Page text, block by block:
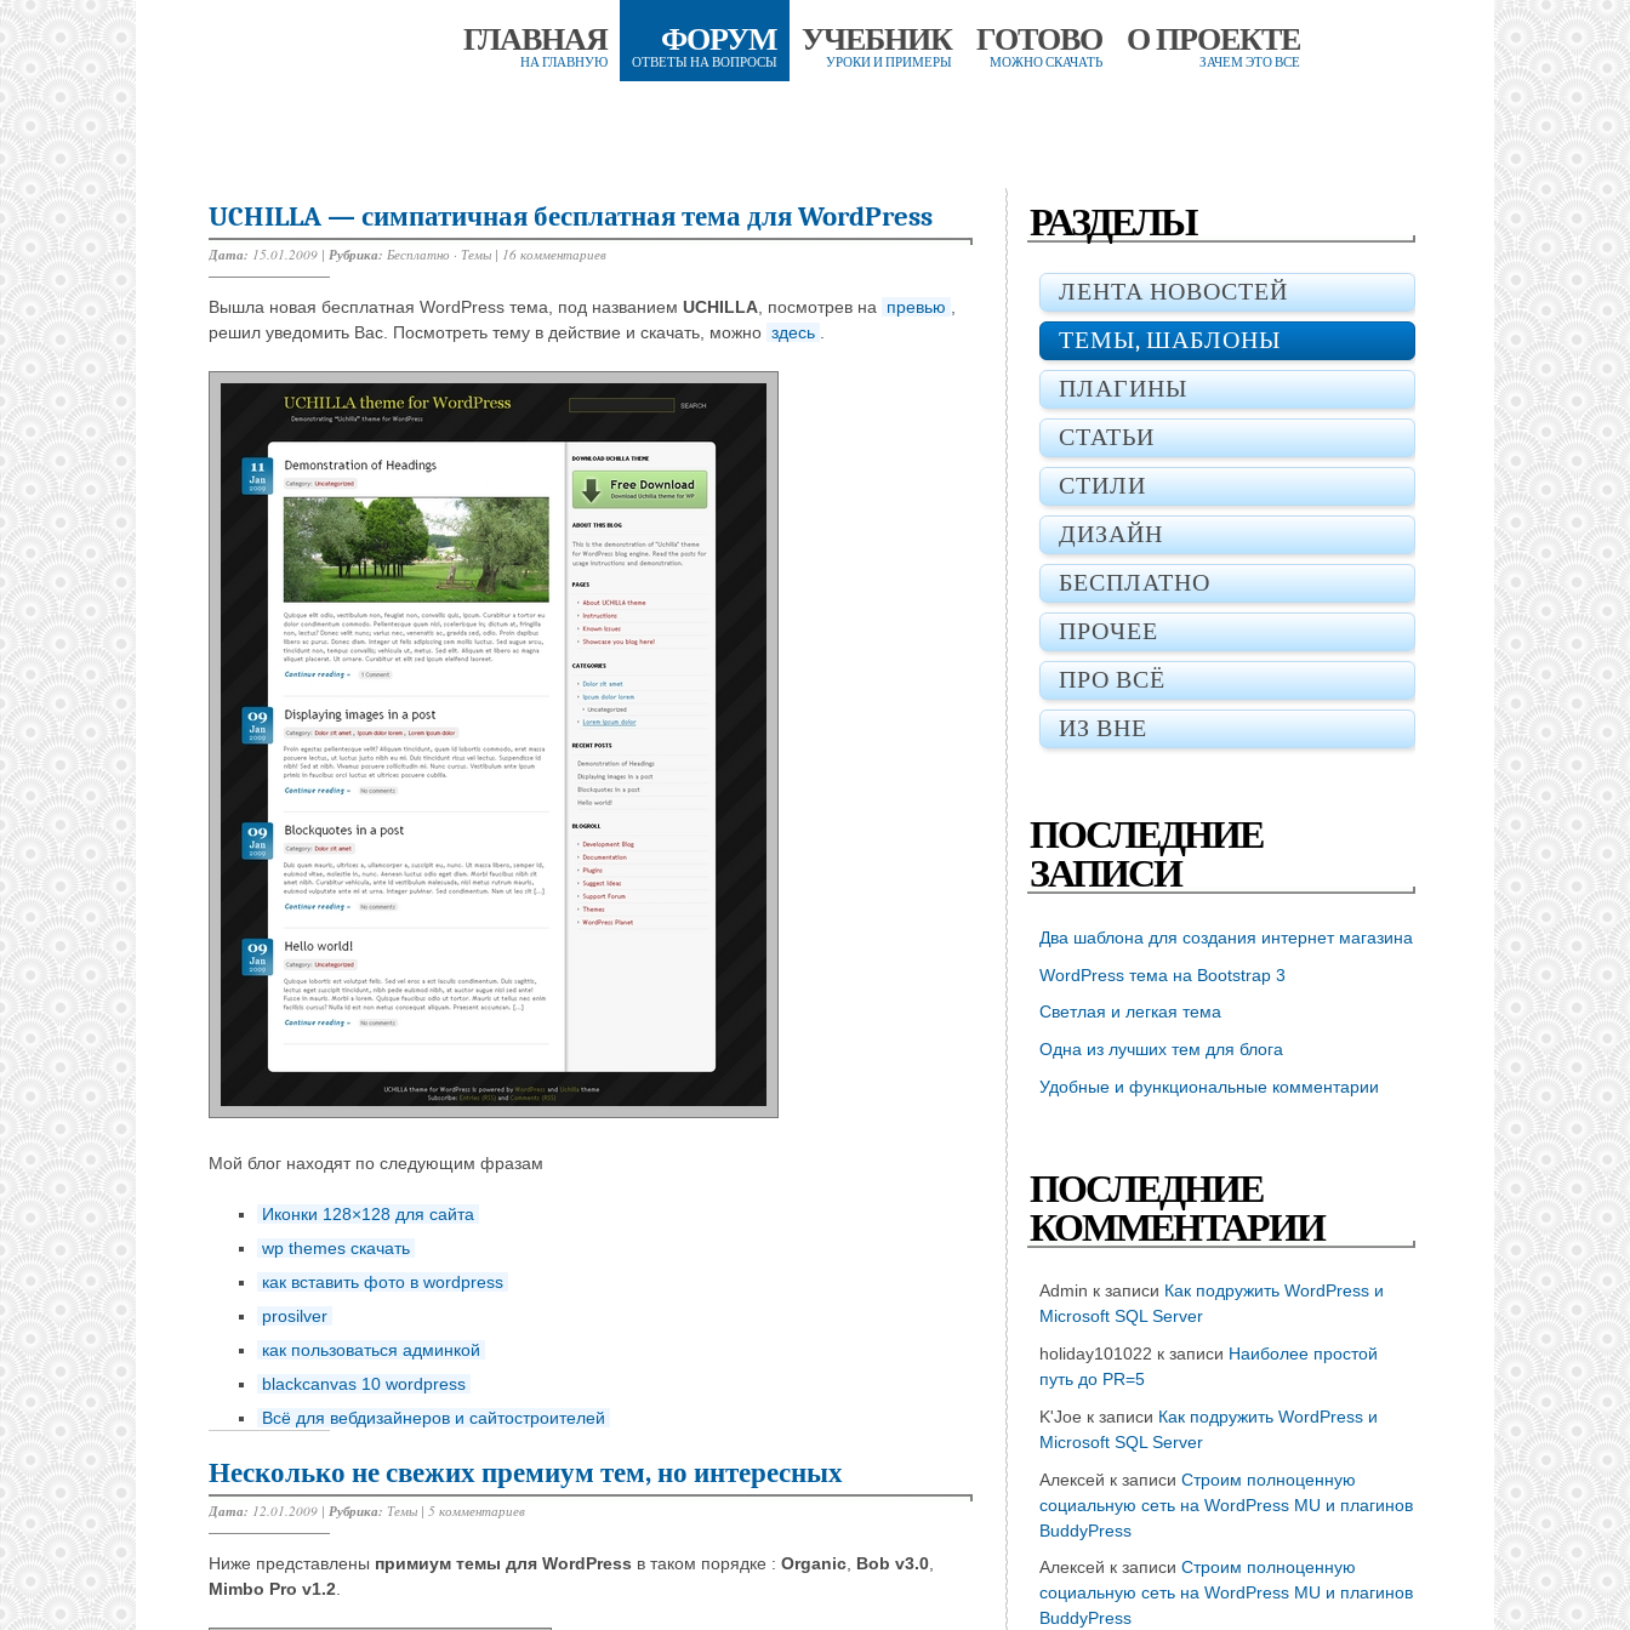
ГЛАВНАЯ
НА ГЛАВНУЮ
ФОРУМ
ОТВЕТЫ НА ВОПРОСЫ
УЧЕБНИК
УРОКИ И ПРИМЕРЫ
ГОТОВО
МОЖНО СКАЧАТЬ
О ПРОЕКТЕ
ЗАЧЕМ ЭТО ВСЕ
UCHILLA — симпатичная бесплатная тема для WordPress
Дата: 15.01.2009 | Рубрика: Бесплатно · Темы | 16 комментариев
Вышла новая бесплатная WordPress тема, под названием UCHILLA , посмотрев на превью
решил уведомить Вас. Посмотреть тему в действие и скачать, можно здесь
Мой блог находят по следующим фразам
Иконки 128×128 для сайта
wp themes скачать
как вставить фото в wordpress
prosilver
как пользоваться админкой
blackcanvas 10 wordpress
Всё для вебдизайнеров и сайтостроителей
Несколько не свежих премиум тем, но интересных
Дата: 12.01.2009 | Рубрика: Темы | 5 комментариев
Ниже представлены примиум темы для WordPress в таком порядке : Organic, Bob v3.0,
Mimbo Pro v1.2.
РАЗДЕЛЫ
ЛЕНТА НОВОСТЕЙ
ТЕМЫ, ШАБЛОНЫ
ПЛАГИНЫ
СТАТЬИ
СТИЛИ
ДИЗАЙН
БЕСПЛАТНО
ПРОЧЕЕ
ПРО ВСЁ
ИЗ ВНЕ
ПОСЛЕДНИЕ
ЗАПИСИ
Два шаблона для создания интернет магазина
WordPress тема на Bootstrap 3
Светлая и легкая тема
Одна из лучших тем для блога
Удобные и функциональные комментарии
ПОСЛЕДНИЕ
КОММЕНТАРИИ
Admin к записи Как подружить WordPress и
Microsoft SQL Server
holiday101022 к записи Наиболее простой
путь до PR=5
K'Joe к записи Как подружить WordPress и
Microsoft SQL Server
Алексей к записи Строим полноценную
социальную сеть на WordPress MU и плагинов
BuddyPress
Алексей к записи Строим полноценную
социальную сеть на WordPress MU и плагинов
BuddyPress